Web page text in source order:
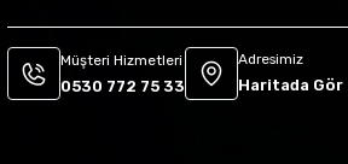
Müşteri Hizmetleri
0530 772 75 33
Adresimiz
Haritada Gör